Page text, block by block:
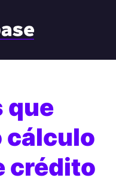
que
cálculo
crédito